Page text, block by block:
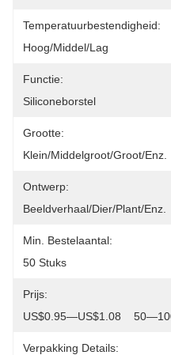
Temperatuurbestendigheid:
Hoog/Middel/Lag
Functie:
Siliconeborstel
Grootte:
Klein/Middelgroot/Groot/enz.
Ontwerp:
Beeldverhaal/Dier/Plant/enz.
Min. Bestelaantal:
50 Stuks
Prijs:
US$0.95—US$1.08
Verpakking Details: